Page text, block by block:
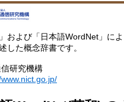
」および「日本語WordNet」に
した概念辞書です。
研究機構